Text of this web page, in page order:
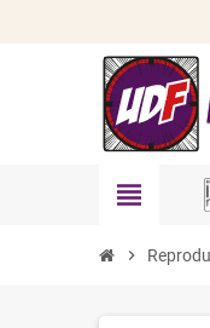
view_headline
chevron_right